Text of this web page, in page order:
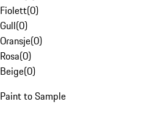
Fiolett(0)
Gull(0)
Oransje(0)
Rosa(0)
Beige(0)
Paint to Sample